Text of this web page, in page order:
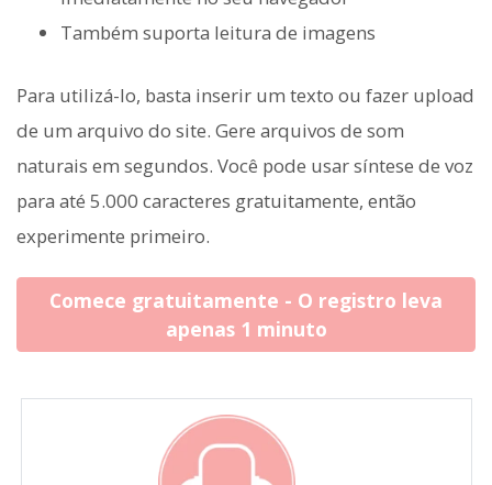
Também suporta leitura de imagens
Para utilizá-lo, basta inserir um texto ou fazer upload
de um arquivo do site. Gere arquivos de som
naturais em segundos. Você pode usar síntese de voz
para até 5.000 caracteres gratuitamente, então
experimente primeiro.
Comece gratuitamente - O registro leva
apenas 1 minuto